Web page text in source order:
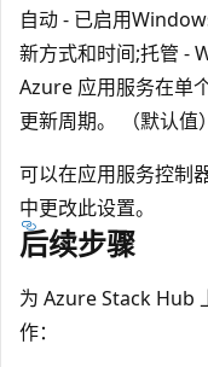
自动 - 已启用
新方式和时间;托管 -
Azure 应用服务在单
更新周期。 （默认值
可以在应用服务控制
中更改此设置。
后续步骤
为 Azure Stack Hub
作：